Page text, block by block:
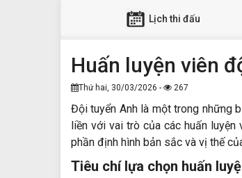
Lịch thi đấu
Huấn luyện viên
Thứ hai, 30/03/2026 - 267
Đội tuyển Anh là một trong những
liền với vai trò của các huấn
phần định hình bản sắc và vị thế
Tiêu chí lựa chọn huấn